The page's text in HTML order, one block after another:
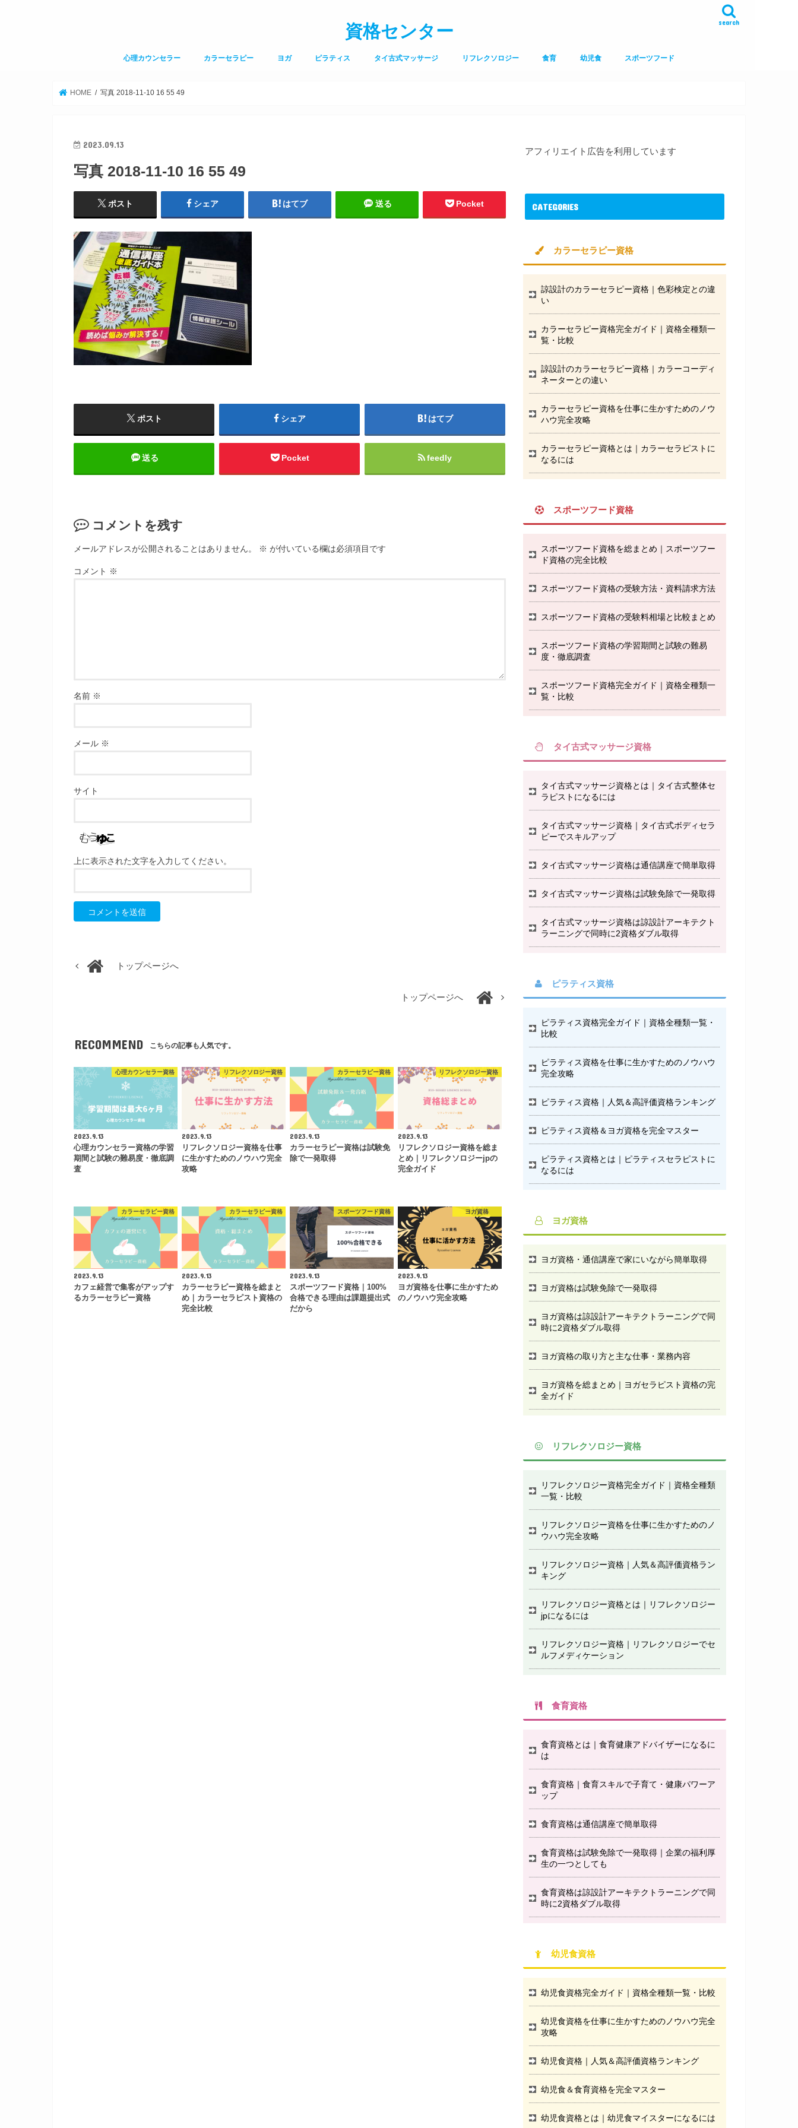
資格センター search
心理カウンセラー カラーセラピー ヨガ ピラティス タイ古式マッサージ リフレクソロジー 食育 幼児食 スポーツフード
HOME 写真 2018-11-10 16 55 49
2023.09.13
写真 2018-11-10 16 55 49
ポスト シェア はてブ 送る Pocket
ポスト シェア はてブ
送る Pocket feedly
コメントを残す
メールアドレスが公開されることはありません。 ※ が付いている欄は必須項目です
コメント ※
名前 ※
メール ※
サイト
上に表示された文字を入力してください。
トップページへ
トップページへ
RECOMMEND こちらの記事も人気です。
心理カウンセラー資格
2023.9.13
心理カウンセラー資格の学習
期間と試験の難易度・徹底調
査
リフレクソロジー資格
2023.9.13
リフレクソロジー資格を仕事
に生かすためのノウハウ完全
攻略
カラーセラピー資格
2023.9.13
カラーセラピー資格は試験免
除で一発取得
リフレクソロジー資格
2023.9.13
リフレクソロジー資格を総ま
とめ｜リフレクソロジーjpの
完全ガイド
カラーセラピー資格
2023.9.13
カフェ経営で集客がアップす
るカラーセラピー資格
カラーセラピー資格
2023.9.13
カラーセラピー資格を総まと
め｜カラーセラピスト資格の
完全比較
スポーツフード資格
2023.9.13
スポーツフード資格｜100%
合格できる理由は課題提出式
だから
ヨガ資格
2023.9.13
ヨガ資格を仕事に生かすため
のノウハウ完全攻略
アフィリエイト広告を利用しています
CATEGORIES
カラーセラピー資格
諒設計のカラーセラピー資格｜色彩検定との違
い
カラーセラピー資格完全ガイド｜資格全種類一
覧・比較
諒設計のカラーセラピー資格｜カラーコーディ
ネーターとの違い
カラーセラピー資格を仕事に生かすためのノウ
ハウ完全攻略
カラーセラピー資格とは｜カラーセラピストに
なるには
スポーツフード資格
スポーツフード資格を総まとめ｜スポーツフー
ド資格の完全比較
スポーツフード資格の受験方法・資料請求方法
スポーツフード資格の受験料相場と比較まとめ
スポーツフード資格の学習期間と試験の難易
度・徹底調査
スポーツフード資格完全ガイド｜資格全種類一
覧・比較
タイ古式マッサージ資格
タイ古式マッサージ資格とは｜タイ古式整体セ
ラピストになるには
タイ古式マッサージ資格｜タイ古式ボディセラ
ピーでスキルアップ
タイ古式マッサージ資格は通信講座で簡単取得
タイ古式マッサージ資格は試験免除で一発取得
タイ古式マッサージ資格は諒設計アーキテクト
ラーニングで同時に2資格ダブル取得
ピラティス資格
ピラティス資格完全ガイド｜資格全種類一覧・
比較
ピラティス資格を仕事に生かすためのノウハウ
完全攻略
ピラティス資格｜人気＆高評価資格ランキング
ピラティス資格＆ヨガ資格を完全マスター
ピラティス資格とは｜ピラティスセラピストに
なるには
ヨガ資格
ヨガ資格・通信講座で家にいながら簡単取得
ヨガ資格は試験免除で一発取得
ヨガ資格は諒設計アーキテクトラーニングで同
時に2資格ダブル取得
ヨガ資格の取り方と主な仕事・業務内容
ヨガ資格を総まとめ｜ヨガセラピスト資格の完
全ガイド
リフレクソロジー資格
リフレクソロジー資格完全ガイド｜資格全種類
一覧・比較
リフレクソロジー資格を仕事に生かすためのノ
ウハウ完全攻略
リフレクソロジー資格｜人気＆高評価資格ラン
キング
リフレクソロジー資格とは｜リフレクソロジー
jpになるには
リフレクソロジー資格｜リフレクソロジーでセ
ルフメディケーション
食育資格
食育資格とは｜食育健康アドバイザーになるに
は
食育資格｜食育スキルで子育て・健康パワーア
ップ
食育資格は通信講座で簡単取得
食育資格は試験免除で一発取得｜企業の福利厚
生の一つとしても
食育資格は諒設計アーキテクトラーニングで同
時に2資格ダブル取得
幼児食資格
幼児食資格完全ガイド｜資格全種類一覧・比較
幼児食資格を仕事に生かすためのノウハウ完全
攻略
幼児食資格｜人気＆高評価資格ランキング
幼児食＆食育資格を完全マスター
幼児食資格とは｜幼児食マイスターになるには